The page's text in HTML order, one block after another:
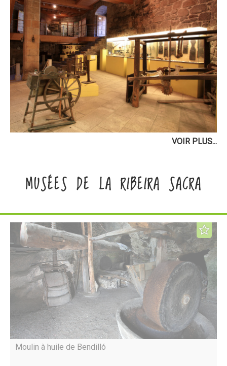
VOIR PLUS...
MUSÉES DE LA RIBEIRA SACRA
Moulin à huile de Bendilló